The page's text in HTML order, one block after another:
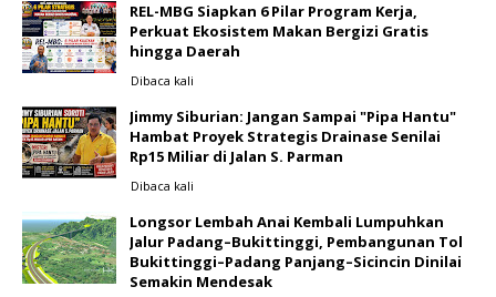
REL-MBG Siapkan 6 Pilar Program Kerja,
Perkuat Ekosistem Makan Bergizi Gratis
hingga Daerah
Dibaca kali
Jimmy Siburian: Jangan Sampai "Pipa Hantu"
Hambat Proyek Strategis Drainase Senilai
Rp15 Miliar di Jalan S. Parman
Dibaca kali
Longsor Lembah Anai Kembali Lumpuhkan
Jalur Padang–Bukittinggi, Pembangunan Tol
Bukittinggi–Padang Panjang–Sicincin Dinilai
Semakin Mendesak